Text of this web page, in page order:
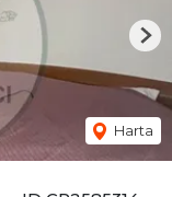
Harta